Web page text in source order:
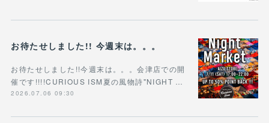
お待たせしました!! 今週末は。。。
お待たせしました!!今週末は。。。会津店での開
催です!!!!CURIOUS ISM夏の風物詩"NIGHT …
2026.07.06 09:30